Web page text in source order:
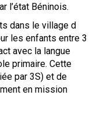
l’état Béninois.
dans le village d
les enfants entre 3
avec la langue
primaire. Cette
par 3S) et de
en mission